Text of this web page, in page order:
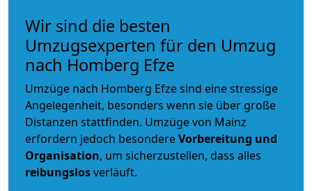
Wir sind die besten
Umzugsexperten für den Umzug
nach Homberg Efze
Umzüge nach Homberg Efze sind eine stressige
Angelegenheit, besonders wenn sie über große
Distanzen stattfinden. Umzüge von Mainz
erfordern jedoch besondereVorbereitung und
Organisation, um sicherzustellen, dass alles
reibungslosverläuft.